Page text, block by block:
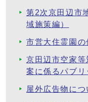
第2次京田辺市
域施策編）
市営大住霊園の
京田辺市空家
案に係るパブ
屋外広告物につ